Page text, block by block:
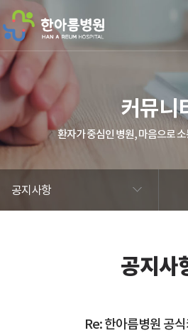
본문 바로가기
커뮤니
환자가 중심인 병원, 마음으로
공지사항
공지사
Re: 한아름병원 공